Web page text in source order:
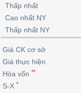
lỗ
dịch
nội
Niên
giám
Định
giá
ngoài
doanh
dịch
Chứng
quyền
quan
Thống
Thống
giao
dịch
Tin
tức
Phân
tích
kỹ
thuật
trực
tuyến
Vĩ
mô
lai
Chứng
quyền
Trái
phiếu
IR
Awards
tạo
Thấp nhất
Cao nhất NY
Thấp nhất NY
Giá CK cơ sở
Giá thực hiện
Hòa vốn **
S-X *
BẤT
ĐỘNG
SẢN
TÀI
CHÍNH